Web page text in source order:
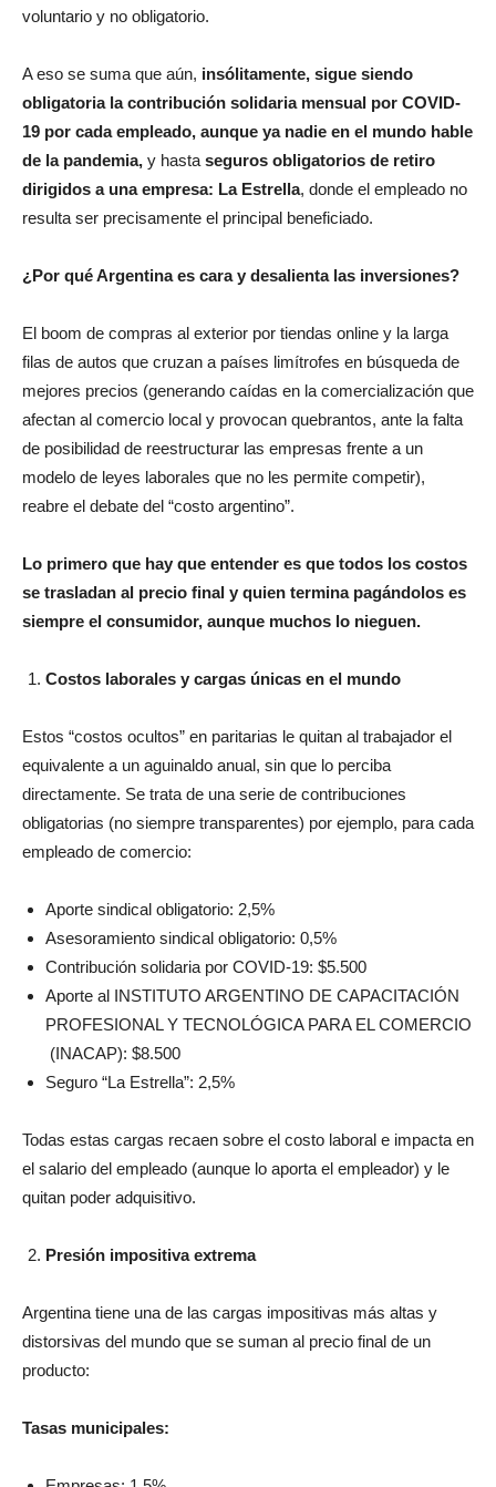
obligatoria la contribución solidaria mensual por COVID-
19 por cada empleado, aunque ya nadie en el mundo hable
de la pandemia,y hastaseguros obligatorios de retiro
dirigidos a una empresa: La Estrella, donde el empleado no
resulta ser precisamente el principal beneficiado.
filas de autos que cruzan a países limítrofes en búsqueda de
mejores precios (generando caídas en la comercialización que
afectan al comercio local y provocan quebrantos, ante la falta
de posibilidad de reestructurar las empresas frente a un
modelo de leyes laborales que no les permite competir),
reabre el debate del “costo argentino”.
se trasladan al precio final y quien termina pagándolos es
siempre el consumidor, aunque muchos lo nieguen.
equivalente a un aguinaldo anual, sin que lo perciba
directamente. Se trata de una serie de contribuciones
obligatorias (no siempre transparentes) por ejemplo, para cada
empleado de comercio:
Asesoramiento sindical obligatorio: 0,5%
Contribución solidaria por COVID-19: $5.500
Aporte alINSTITUTO ARGENTINO DE CAPACITACIÓN
PROFESIONAL Y TECNOLÓGICA PARA EL COMERCIO
(INACAP): $8.500
Seguro “La Estrella”: 2,5%
el salario del empleado (aunque lo aporta el empleador) y le
quitan poder adquisitivo.
distorsivas del mundo que se suman al precio final de un
producto: